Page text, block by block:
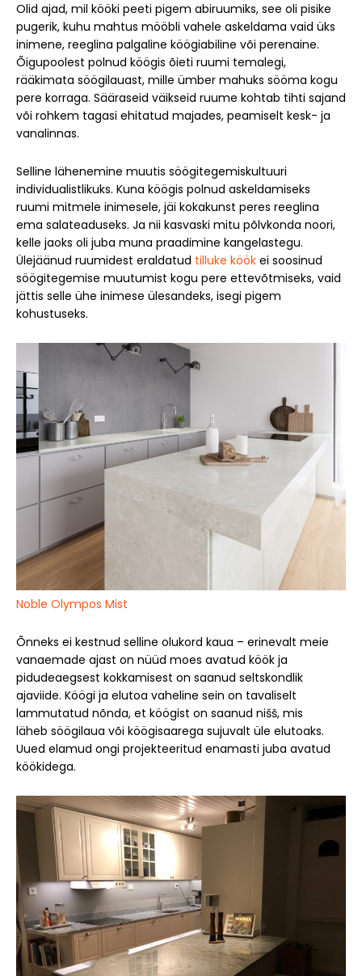
Olid ajad, mil kööki peeti pigem abiruumiks, see oli pisike
pugerik, kuhu mahtus mööbli vahele askeldama vaid üks
inimene, reeglina palgaline köögiabiline või perenaine.
Õigupoolest polnud köögis õieti ruumi temalegi,
rääkimata söögilauast, mille ümber mahuks sööma kogu
pere korraga. Sääraseid väikseid ruume kohtab tihti sajand
või rohkem tagasi ehitatud majades, peamiselt kesk- ja
vanalinnas.
Selline lähenemine muutis söögitegemiskultuuri
individualistlikuks. Kuna köögis polnud askeldamiseks
ruumi mitmele inimesele, jäi kokakunst peres reeglina
ema salateaduseks. Ja nii kasvaski mitu põlvkonda noori,
kelle jaoks oli juba muna praadimine kangelastegu.
Ülejäänud ruumidest eraldatud tilluke köök ei soosinud
söögitegemise muutumist kogu pere ettevõtmiseks, vaid
jättis selle ühe inimese ülesandeks, isegi pigem
kohustuseks.
Noble Olympos Mist
Õnneks ei kestnud selline olukord kaua – erinevalt meie
vanaemade ajast on nüüd moes avatud köök ja
pidudeaegsest kokkamisest on saanud seltskondlik
ajaviide. Köögi ja elutoa vaheline sein on tavaliselt
lammutatud nõnda, et köögist on saanud nišš, mis
läheb söögilaua või köögisaarega sujuvalt üle elutoaks.
Uued elamud ongi projekteeritud enamasti juba avatud
köökidega.